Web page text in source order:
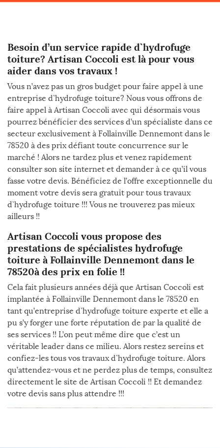
Besoin d’un service rapide d`hydrofuge
toiture? Artisan Coccoli est là pour vous
aider dans vos travaux !
Vous n’avez pas un gros budget pour faire appel à une
entreprise d`hydrofuge toiture? Nous vous offrons de
faire appel à Artisan Coccoli avec qui désormais vous
pourrez bénéficier des services d’un spécialiste dans ce
secteur exclusivement à Follainville Dennemont dans le
78520 à des prix défiant toute concurrence sur le
marché ! Alors ne tardez plus et venez rapidement
consulter son site internet et demander à ce qu’il vous
fasse votre devis. Bénéficiez de l’offre exceptionnelle du
moment votre devis sera gratuit pour tous travaux
d`hydrofuge toiture !!! Vous ne trouverez pas mieux
ailleurs !!
Artisan Coccoli vous propose des
prestations de spécialistes hydrofuge
toiture à Follainville Dennemont dans le
78520à des prix en folie !!
Cela fait plusieurs années déjà que Artisan Coccoli est
implantée à Follainville Dennemont dans le 78520 en
tant qu’entreprise d`hydrofuge toiture experte et elle a
pu s’y forger une forte réputation de par la qualité de
ses services !! L’on peut même dire que c’est un
véritable leader dans ce milieu. Alors restez sereins et
confiez-les tous vos travaux d`hydrofuge toiture. Alors
qu’attendez-vous et ne perdez plus de temps, consultez
directement le site de Artisan Coccoli !! Et demandez
votre devis sans plus attendre !!!